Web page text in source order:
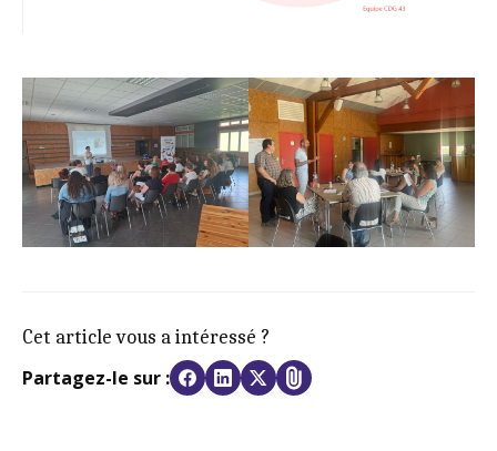
Cet article vous a intéressé ?
Partagez-le sur :